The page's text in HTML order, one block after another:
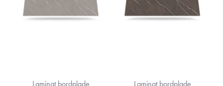
Laminat bordplade
Laminat bordplade